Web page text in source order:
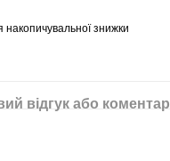
накопичувальної знижки
відгук або коментар